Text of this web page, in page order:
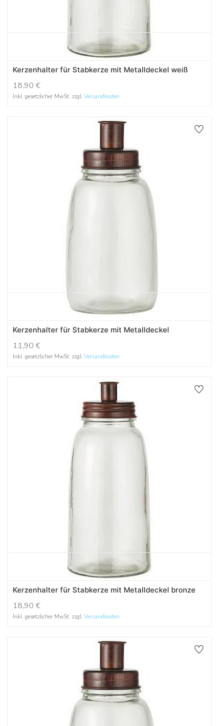
Kerzenhalter für Stabkerze mit Metalldeckel weiß
18,90 €
Inkl. gesetzlicher MwSt. zzgl. Versandkosten
Kerzenhalter für Stabkerze mit Metalldeckel
11,90 €
Inkl. gesetzlicher MwSt. zzgl. Versandkosten
Kerzenhalter für Stabkerze mit Metalldeckel bronze
18,90 €
Inkl. gesetzlicher MwSt. zzgl. Versandkosten